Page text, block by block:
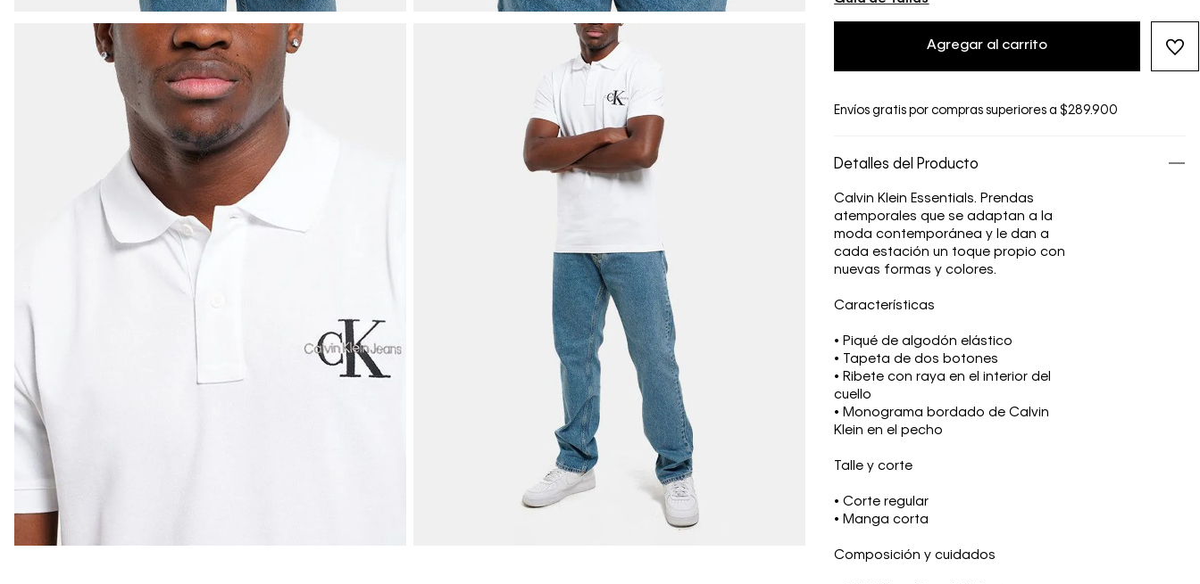
Agregar al carrito
Envíos gratis por compras superiores a $289.900
Detalles del Producto
Calvin Klein Essentials. Prendas
atemporales que se adaptan a la
moda contemporánea y le dan a
cada estación un toque propio con
nuevas formas y colores.
Características
• Piqué de algodón elástico
• Tapeta de dos botones
• Ribete con raya en el interior del
cuello
• Monograma bordado de Calvin
Klein en el pecho
Talle y corte
• Corte regular
• Manga corta
Composición y cuidados